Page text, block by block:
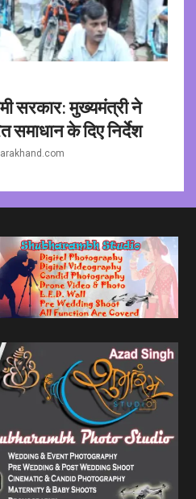
सरकार: मुख्यमंत्री ने
समाधान के दिए निर्देश